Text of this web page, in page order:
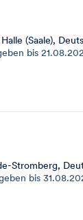
(Saale),
bis
Stromberg,
bis